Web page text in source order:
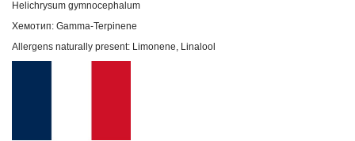
Helichrysum gymnocephalum
Хемотип: Gamma-Terpinene
Allergens naturally present: Limonene, Linalool